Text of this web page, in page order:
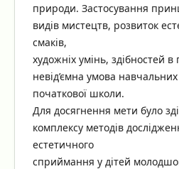
природи. Застосування
видів мистецтв, розвиток
смаків,
художніх умінь, здібностей в
невід’ємна умова
початкової школи.
Для досягнення мети було
комплексу методів
естетичного
сприймання у дітей